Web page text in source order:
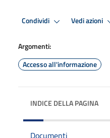
Condividi Vedi azioni
Argomenti:
Accesso all'informazione
INDICE DELLA PAGINA
Documenti